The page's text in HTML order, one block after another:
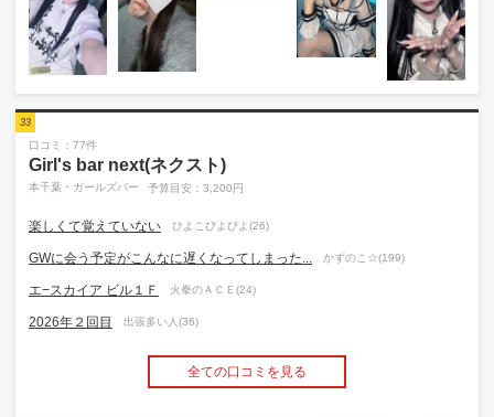
33
口コミ：77件
Girl's bar next(ネクスト)
本千葉・ガールズバー 予算目安：3,200円
楽しくて覚えていない ひよこぴよぴよ(26)
GWに会う予定がこんなに遅くなってしまった... かずのこ☆(199)
エ−スカイア ビル１Ｆ 火拳のＡＣＥ(24)
2026年２回目 出張多い人(36)
全ての口コミを見る